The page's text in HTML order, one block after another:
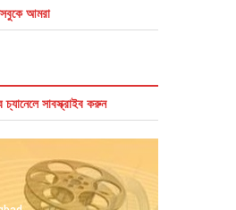
আমরা
সাবস্ক্রাইব করুন